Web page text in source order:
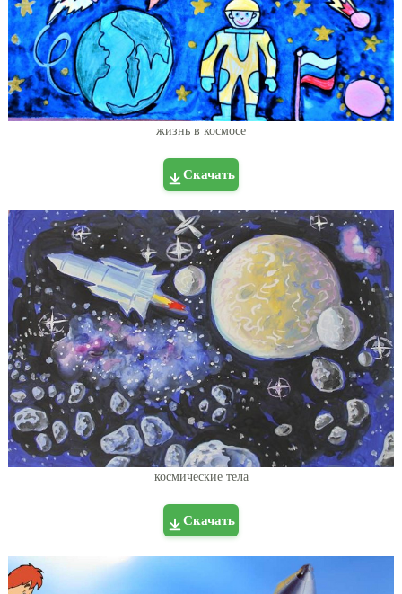
жизнь в космосе
Скачать
космические тела
Скачать